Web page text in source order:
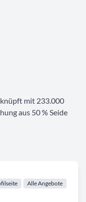
Alle Angebote
mit 233.000
aus 50 % Seide